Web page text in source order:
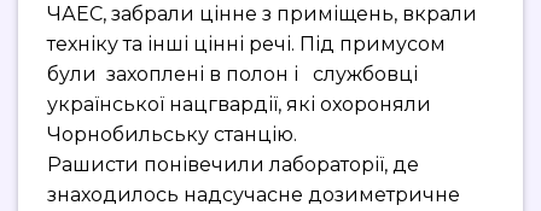
ЧАЕС, забрали цінне з приміщень, вкрали
техніку та інші цінні речі. Під примусом
були захоплені в полон і службовці
української нацгвардії, які охороняли
Чорнобильську станцію.
Рашисти понівечили лабораторії, де
знаходилось надсучасне дозиметричне